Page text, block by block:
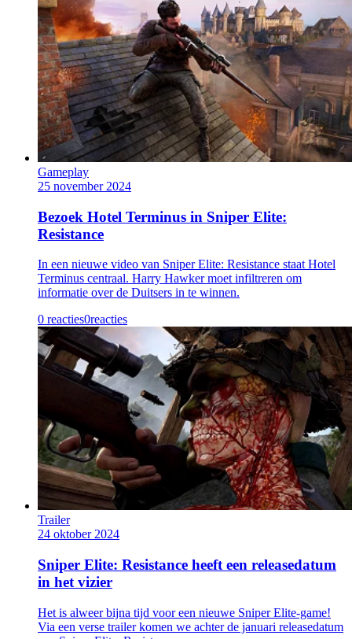
Gameplay
25 november 2024
Bezoek Hotel Terminus in Sniper Elite:
Resistance
In een nieuwe video van Sniper Elite: Resistance staat Hotel
Terminus centraal. Harry Hawker moet infiltreren om
informatie over de Duitsers in te winnen.
0 reacties0reacties
Trailer
24 oktober 2024
Sniper Elite: Resistance heeft een releasedatum
in het vizier
Het is alweer bijna tijd voor een nieuwe Sniper Elite-game!
Via een verse trailer komen we achter de januari releasedatum